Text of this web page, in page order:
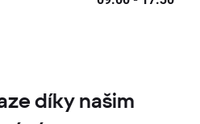
díky našim